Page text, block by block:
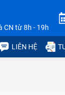
CN từ 8h - 19h
LIÊN HỆ